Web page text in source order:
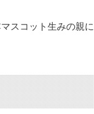
スコット生みの親